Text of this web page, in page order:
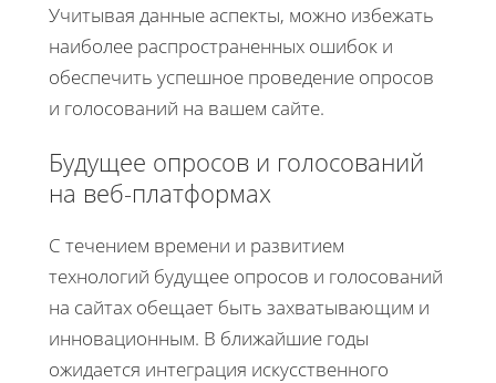
Учитывая данные аспекты, можно избежать
наиболее распространенных ошибок и
обеспечить успешное проведение опросов
и голосований на вашем сайте.
Будущее опросов и голосований
на веб-платформах
С течением времени и развитием
технологий будущее опросов и голосований
на сайтах обещает быть захватывающим и
инновационным. В ближайшие годы
ожидается интеграция искусственного